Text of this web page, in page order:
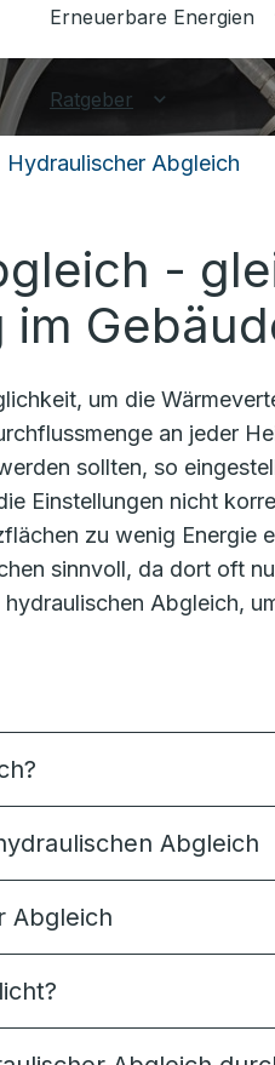
Erneuerbare Energien
Ratgeber Untermenü
Hydraulischer Abgleich
-
um die
an jeder
sollten, so
Einstellungen nicht
zu wenig Energie
sinnvoll, da dort oft
Abgleich,
Abgleich
Abgleich